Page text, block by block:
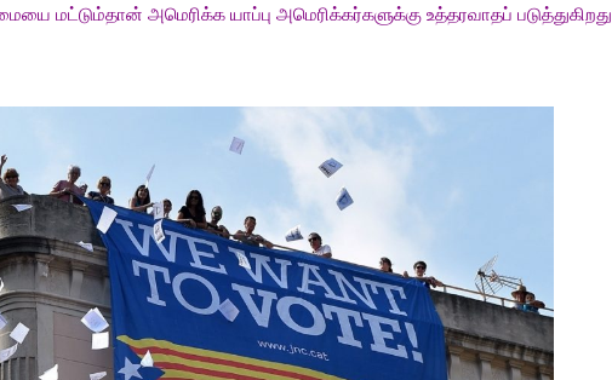
மட்டும்தான் அமெரிக்க யாப்பு அமெரிக்கர்களுக்கு உத்தரவாதப் படுத்துகிறது